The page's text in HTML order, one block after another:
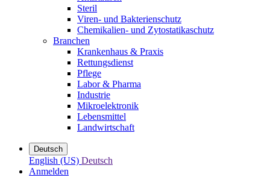
Steril
Viren- und Bakterienschutz
Chemikalien- und Zytostatikaschutz
Branchen
Krankenhaus & Praxis
Rettungsdienst
Pflege
Labor & Pharma
Industrie
Mikroelektronik
Lebensmittel
Landwirtschaft
Deutsch
English (US) Deutsch
Anmelden